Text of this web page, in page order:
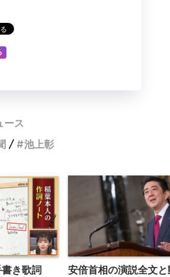
ース
池上彰
書き歌詞
安倍首相の演説全文